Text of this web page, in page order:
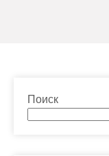
Поиск